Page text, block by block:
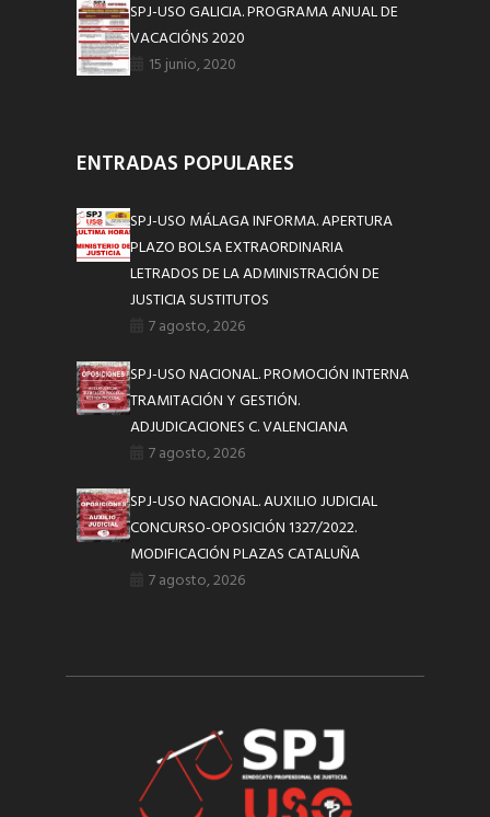
SPJ-USO GALICIA. PROGRAMA ANUAL DE
VACACIÓNS 2020
15 junio, 2020
ENTRADAS POPULARES
SPJ-USO MÁLAGA INFORMA. APERTURA
PLAZO BOLSA EXTRAORDINARIA
LETRADOS DE LA ADMINISTRACIÓN DE
JUSTICIA SUSTITUTOS
7 agosto, 2026
SPJ-USO NACIONAL. PROMOCIÓN INTERNA
TRAMITACIÓN Y GESTIÓN.
ADJUDICACIONES C. VALENCIANA
7 agosto, 2026
SPJ-USO NACIONAL. AUXILIO JUDICIAL
CONCURSO-OPOSICIÓN 1327/2022.
MODIFICACIÓN PLAZAS CATALUÑA
7 agosto, 2026